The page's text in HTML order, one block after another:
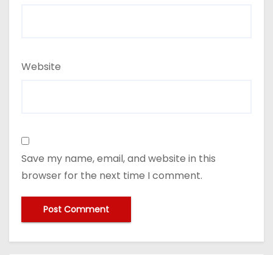
Website
Save my name, email, and website in this
browser for the next time I comment.